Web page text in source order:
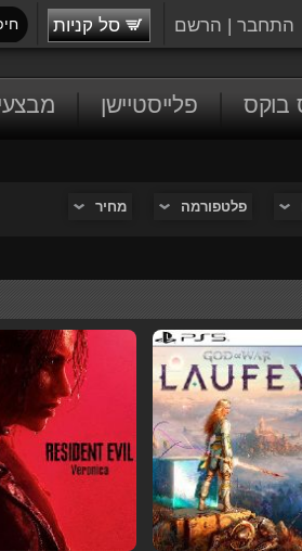
התחבר | הרשם סל קניות
פלייסטיישן בוקס
פלטפורמה מחיר